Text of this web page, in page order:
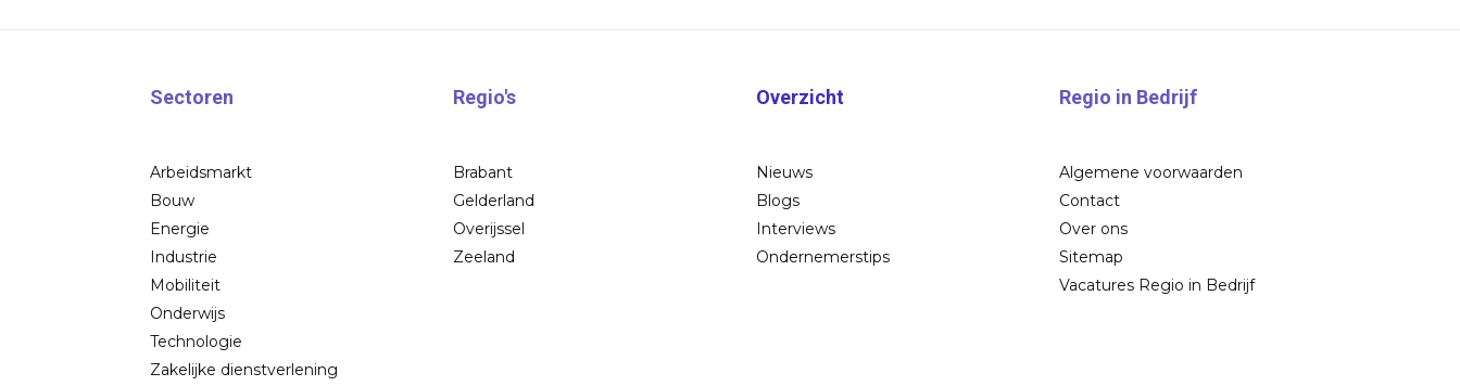
Sectoren
Arbeidsmarkt
Bouw
Energie
Industrie
Mobiliteit
Onderwijs
Technologie
Zakelijke dienstverlening
Regio's
Brabant
Gelderland
Overijssel
Zeeland
Overzicht
Nieuws
Blogs
Interviews
Ondernemerstips
Regio in Bedrijf
Algemene voorwaarden
Contact
Over ons
Sitemap
Vacatures Regio in Bedrijf